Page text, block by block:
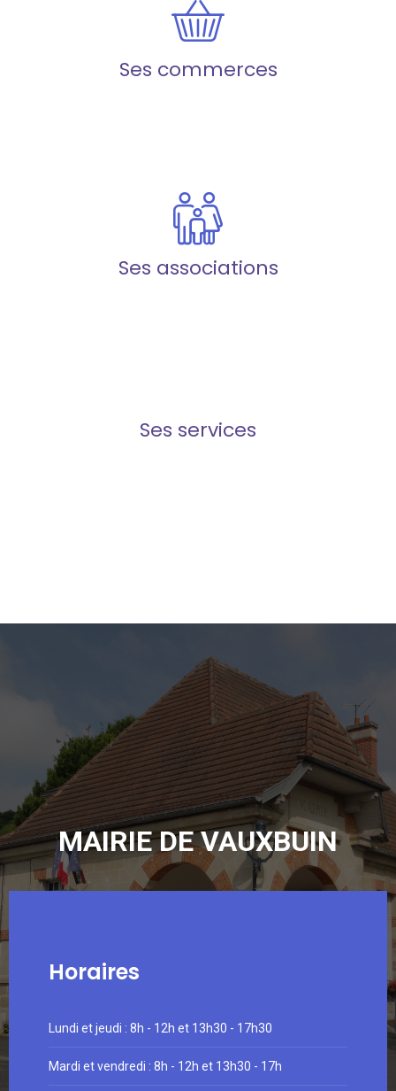
Ses commerces
Ses associations
Ses services
MAIRIE DE VAUXBUIN
Horaires
Lundi et jeudi : 8h - 12h et 13h30 - 17h30
Mardi et vendredi : 8h - 12h et 13h30 - 17h